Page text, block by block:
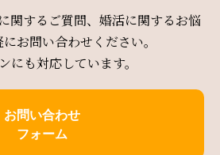
関するご質問、婚活に関するお悩
お問い合わせください。
にも対応しています。
お問い合わせ
フォーム